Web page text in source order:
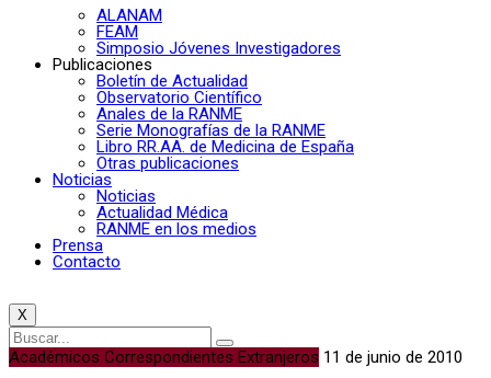
ALANAM
FEAM
Simposio Jóvenes Investigadores
Publicaciones
Boletín de Actualidad
Observatorio Científico
Anales de la RANME
Serie Monografías de la RANME
Libro RR.AA. de Medicina de España
Otras publicaciones
Noticias
Noticias
Actualidad Médica
RANME en los medios
Prensa
Contacto
X
Académicos Correspondientes Extranjeros 11 de junio de 2010